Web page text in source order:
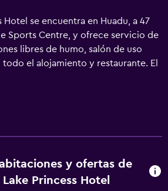
Hotel se encuentra en Huadu, a 47
Sports Centre, y ofrece servicio de
libres de humo, salón de uso
el alojamiento y restaurante. El
y se encuentra a 47 km de Centro
dispone de piscina al
CITIC Plaza está a 47 km
Tianhe está a 47 km. El
y ofertas de
Princess Hotel